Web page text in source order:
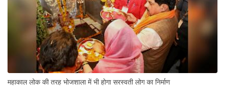
महाकाल लोक की तरह भोजशाला में भी होगा सरस्वती लोग का निर्माण